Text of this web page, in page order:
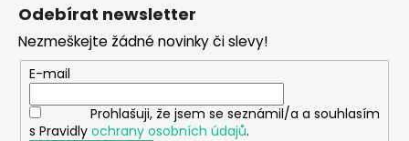
Odebírat newsletter
Nezmeškejte žádné novinky či slevy!
E-mail
Prohlašuji, že jsem se seznámil/a a souhlasím
s Pravidly ochrany osobních údajů.